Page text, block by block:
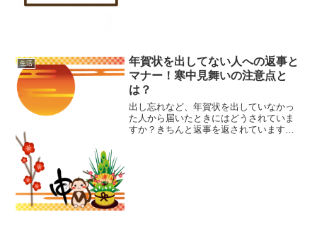
生活
年賀状を出してない人への返事と
マナー！寒中見舞いの注意点と
は？
出し忘れなど、年賀状を出していなかっ
た人から届いたときにはどうされていま
すか？きちんと返事を返されています